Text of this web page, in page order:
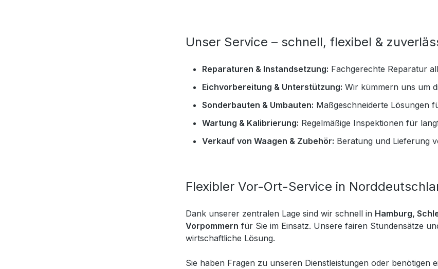
Unser Service – schnell, flexibel &
Reparaturen & Instandsetzung: Fachgerechte Reparatur
Eichvorbereitung & Unterstützung: Wir kümmern uns um
Sonderbauten & Umbauten: Maßgeschneiderte Lösungen
Wartung & Kalibrierung: Regelmäßige Inspektionen für
Verkauf von Waagen & Zubehör: Beratung und Lieferung
Flexibler Vor-Ort-Service in
Dank unserer zentralen Lage sind wir schnell in Hamburg,
Vorpommern für Sie im Einsatz. Unsere fairen Stundensätze
wirtschaftliche Lösung.
Sie haben Fragen zu unseren Dienstleistungen oder benötigen